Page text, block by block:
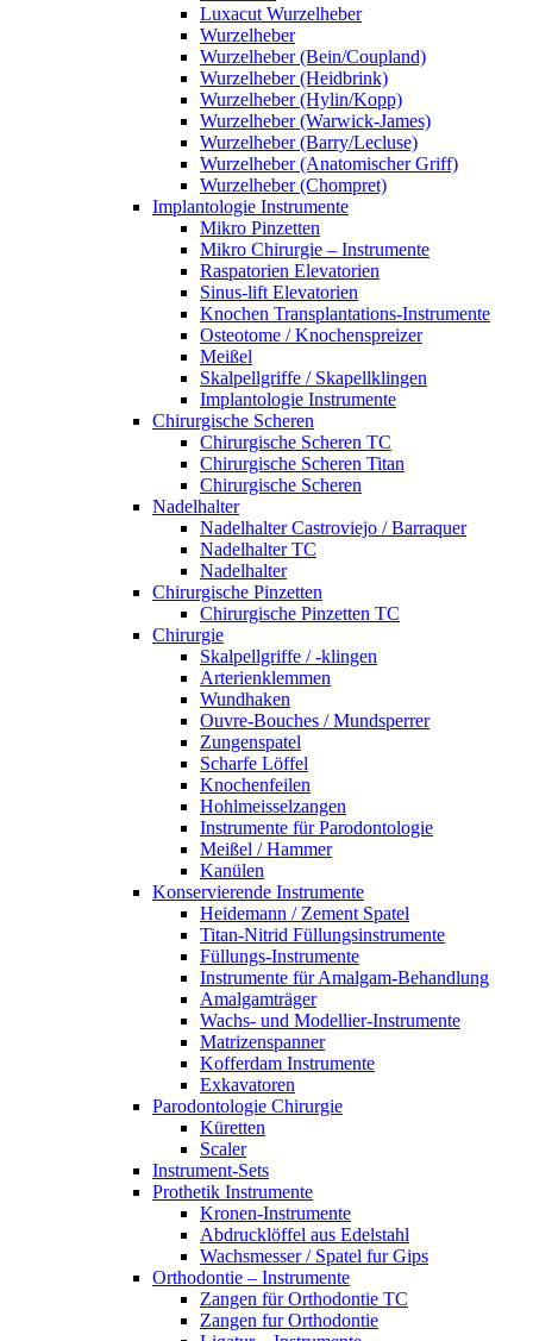
Luxacut Wurzelheber
Wurzelheber
Wurzelheber (Bein/Coupland)
Wurzelheber (Heidbrink)
Wurzelheber (Hylin/Kopp)
Wurzelheber (Warwick-James)
Wurzelheber (Barry/Lecluse)
Wurzelheber (Anatomischer Griff)
Wurzelheber (Chompret)
Implantologie Instrumente
Mikro Pinzetten
Mikro Chirurgie – Instrumente
Raspatorien Elevatorien
Sinus-lift Elevatorien
Knochen Transplantations-Instrumente
Osteotome / Knochenspreizer
Meißel
Skalpellgriffe / Skapellklingen
Implantologie Instrumente
Chirurgische Scheren
Chirurgische Scheren TC
Chirurgische Scheren Titan
Chirurgische Scheren
Nadelhalter
Nadelhalter Castroviejo / Barraquer
Nadelhalter TC
Nadelhalter
Chirurgische Pinzetten
Chirurgische Pinzetten TC
Chirurgie
Skalpellgriffe / -klingen
Arterienklemmen
Wundhaken
Ouvre-Bouches / Mundsperrer
Zungenspatel
Scharfe Löffel
Knochenfeilen
Hohlmeisselzangen
Instrumente für Parodontologie
Meißel / Hammer
Kanülen
Konservierende Instrumente
Heidemann / Zement Spatel
Titan-Nitrid Füllungsinstrumente
Füllungs-Instrumente
Instrumente für Amalgam-Behandlung
Amalgamträger
Wachs- und Modellier-Instrumente
Matrizenspanner
Kofferdam Instrumente
Exkavatoren
Parodontologie Chirurgie
Küretten
Scaler
Instrument-Sets
Prothetik Instrumente
Kronen-Instrumente
Abdrucklöffel aus Edelstahl
Wachsmesser / Spatel fur Gips
Orthodontie – Instrumente
Zangen für Orthodontie TC
Zangen fur Orthodontie